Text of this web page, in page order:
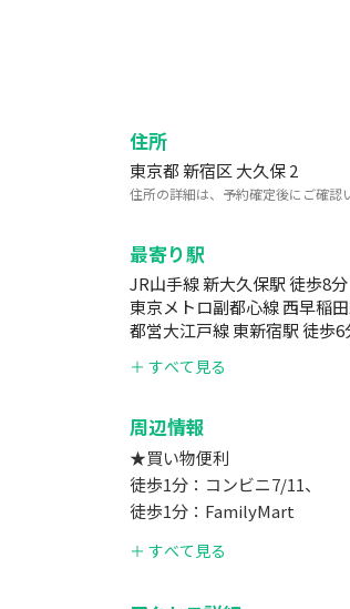
住所
東京都 新宿区 大久保 2
住所の詳細は、予約確定後にご確認
最寄り駅
JR山手線 新大久保駅 徒歩8分
東京メトロ副都心線 西早稲
都営大江戸線 東新宿駅 徒歩6
＋ すべて見る
周辺情報
★買い物便利
徒歩1分：コンビニ7/11、
徒歩1分：FamilyMart
＋ すべて見る